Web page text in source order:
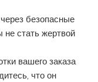
безопасные
стать жертвой
вашего заказа
что он